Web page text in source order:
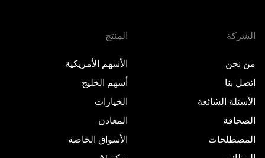
الشركة
من نحن
اتصل بنا
الأسئلة الشائعة
الصحافة
المصطلحات
المنتج
الأسهم الأمريكية
أسهم الخليج
الخيارات
المعادن
الأسواق الخاصة